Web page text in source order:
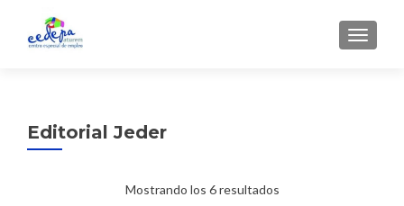
Editorial Jeder
Mostrando los 6 resultadosOrdenado